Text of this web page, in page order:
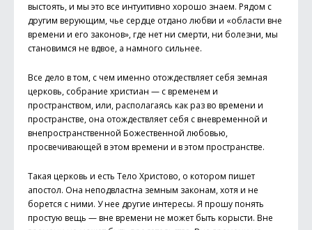
выстоять, и мы это все интуитивно хорошо знаем. Рядом с
другим верующим, чье сердце отдано любви и «области вне
времени и его законов», где нет ни смерти, ни болезни, мы
становимся не вдвое, а намного сильнее.
Все дело в том, с чем именно отождествляет себя земная
церковь, собрание христиан — с временем и
пространством, или, располагаясь как раз во времени и
пространстве, она отождествляет себя с вневременной и
внепространственной Божественной любовью,
просвечивающей в этом времени и в этом пространстве.
Такая церковь и есть Тело Христово, о котором пишет
апостол. Она неподвластна земным законам, хотя и не
борется с ними. У нее другие интересы. Я прошу понять
простую вещь — вне времени не может быть корысти. Вне